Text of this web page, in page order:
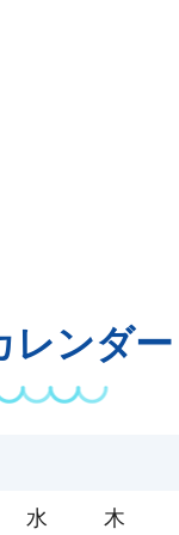
レンダー
水 木